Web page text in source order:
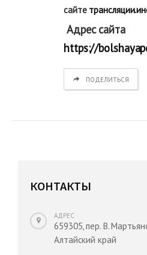
сайте
Адрес сайта
https://
ПОДЕЛИТЬСЯ
КОНТАКТЫ
АДРЕС
659305, пер. В.
Алтайский край